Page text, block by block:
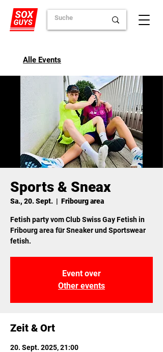
Alle Events
Sports & Sneax
Sa., 20. Sept.
  |
Fribourg area
Fetish party vom Club Swiss Gay Fetish in
Fribourg area für Sneaker und Sportswear
fetish.
Event over
Other events
Zeit & Ort
20. Sept. 2025, 21:00